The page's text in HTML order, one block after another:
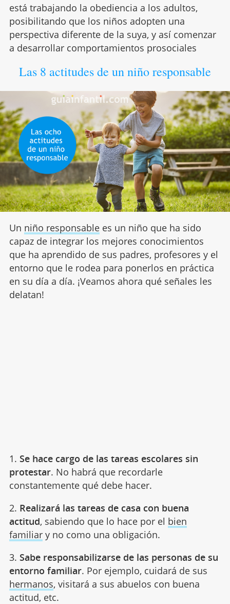
está trabajando la obediencia a los adultos,
posibilitando que los niños adopten una
perspectiva diferente de la suya, y así comenzar
a desarrollar comportamientos prosociales
Las 8 actitudes de un niño responsable
Un niño responsablees un niño que ha sido
capaz de integrar los mejores conocimientos
que ha aprendido de sus padres, profesores y el
entorno que le rodea para ponerlos en práctica
en su día a día. ¡Veamos ahora qué señales les
delatan!
1. Se hace cargo de las tareas escolares sin
protestar. No habrá que recordarle
constantemente qué debe hacer.
2. Realizará las tareas de casa con buena
actitud, sabiendo que lo hace por el bien
familiary no como una obligación.
3. Sabe responsabilizarse de las personas de su
entorno familiar. Por ejemplo, cuidará de sus
hermanos, visitará a sus abuelos con buena
actitud, etc.